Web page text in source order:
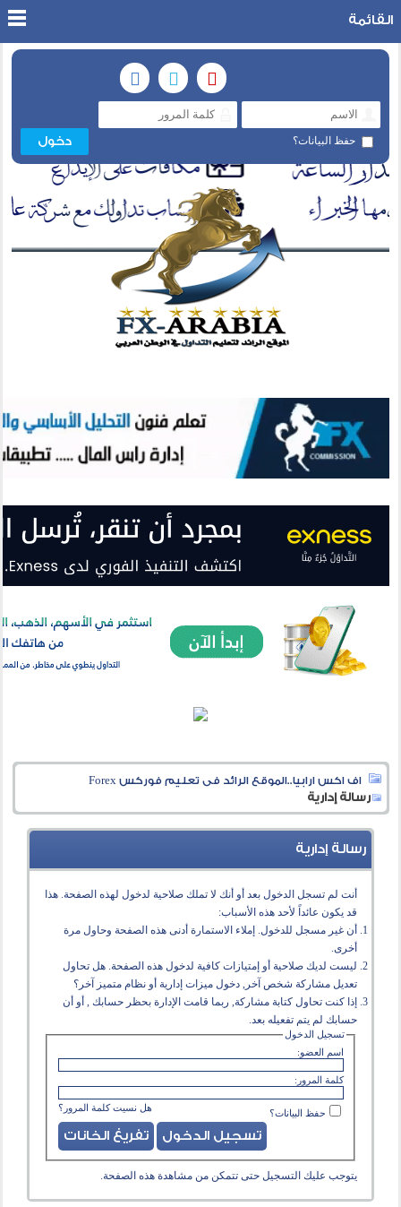
حفظ البيانات؟
القائمة
اف اكس ارابيا..الموقع الرائد فى تعليم فوركس Forex
رسالة إدارية
رسالة إدارية
أنت لم تسجل الدخول بعد أو أنك لا تملك صلاحية لدخول لهذه الصفحة. هذا
قد يكون عائداً لأحد هذه الأسباب:
أن غير مسجل للدخول. إملاء الاستمارة أدنى هذه الصفحة وحاول مرة
أخرى.
ليست لديك صلاحية أو إمتيازات كافية لدخول هذه الصفحة. هل تحاول
تعديل مشاركة شخص آخر, دخول ميزات إدارية أو نظام متميز آخر؟
إذا كنت تحاول كتابة مشاركة, ربما قامت الإدارة بحظر حسابك , أو أن
حسابك لم يتم تفعيله بعد.
تسجيل الدخول
اسم العضو:
كلمة المرور:
هل نسيت كلمة المرور؟ حفظ البيانات؟
يتوجب عليك التسجيل حتى تتمكن من مشاهدة هذه الصفحة.